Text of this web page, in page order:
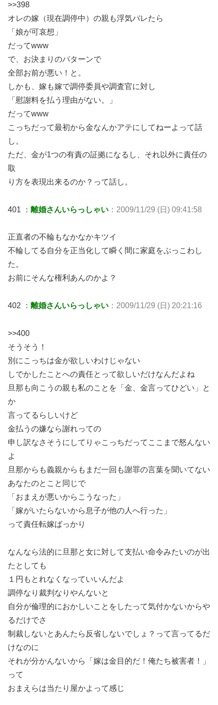
>>398
オレの嫁（現在調停中）の親も浮気バレたら
「娘が可哀想」
だってwww
で、お決まりのパターンで
全部お前が悪い！と。
しかも、嫁も嫁で調停委員や調査官に対し
「慰謝料を払う理由がない。」
だってwww
こっちだって最初から金なんかアテにしてねーよって話
し。
ただ、金が1つの有責の証拠になるし、それ以外に責任の
取
り方を表現出来るのか？って話し。
401 ： 離婚さんいらっしゃい ：2009/11/29 (日) 09:41:58
正直者の不輪もなかなかキツイ
不輪してる自分を正当化して瞬く間に家庭をぶっこわし
た。
お前にそんな権利あんのかよ？
402 ： 離婚さんいらっしゃい ：2009/11/29 (日) 20:21:16
>>400
そうそう！
別にこっちは金が欲しいわけじゃない
しでかしたことへの責任とって欲しいだけなんだよね
旦那も向こうの親も私のことを「金、金言ってひどい」と
か
言ってるらしいけど
金払うの嫌なら謝れっての
申し訳なさそうにしてりゃこっちだってここまで怒んない
よ
旦那からも義親からもまだ一回も謝罪の言葉を聞いてない
あなたのとこと同じで
「おまえが悪いからこうなった」
「嫁がいたらないから息子が他の人へ行った」
って責任転嫁ばっかり
なんなら法的に旦那と女に対して支払い命令みたいのが出
たとしても
１円もとれなくなっていいんだよ
調停なり裁判なりやんないと
自分が倫理的におかしいことをしたって気付かないからや
るだけでさ
制裁しないとあんたら反省しないでしょ？って言ってるだ
けなのに
それが分かんないから「嫁は金目的だ！俺たち被害者！」
って
おまえらは当たり屋かよって感じ